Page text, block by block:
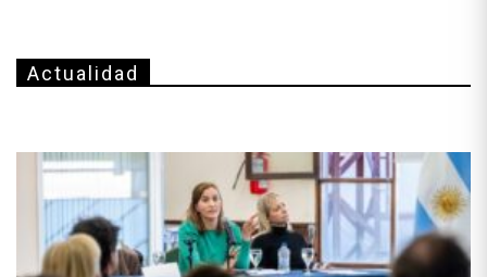
Actualidad